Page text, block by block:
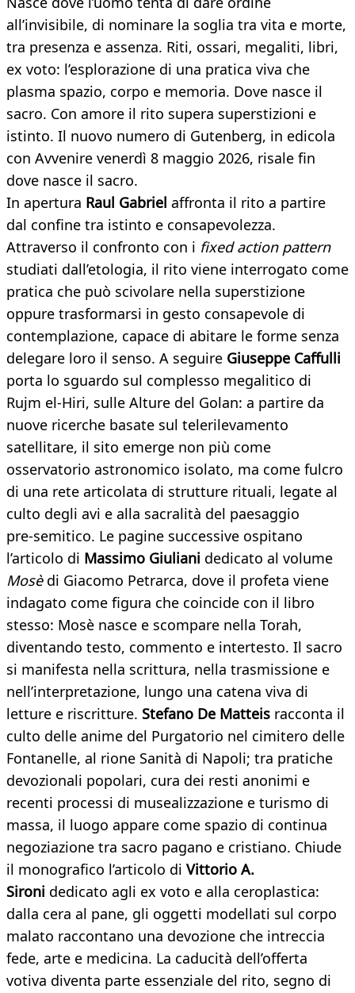
all’invisibile, di nominare la soglia tra vita e morte,
tra presenza e assenza. Riti, ossari, megaliti, libri,
ex voto: l’esplorazione di una pratica viva che
plasma spazio, corpo e memoria. Dove nasce il
sacro. Con amore il rito supera superstizioni e
istinto. Il nuovo numero di Gutenberg, in edicola
con Avvenire venerdì 8 maggio 2026, risale fin
dove nasce il sacro.
In apertura Raul Gabriel affronta il rito a partire
dal confine tra istinto e consapevolezza.
Attraverso il confronto con i fixed action pattern
studiati dall’etologia, il rito viene interrogato come
pratica che può scivolare nella superstizione
oppure trasformarsi in gesto consapevole di
contemplazione, capace di abitare le forme senza
delegare loro il senso. A seguire Giuseppe Caffulli
porta lo sguardo sul complesso megalitico di
Rujm el‑Hiri, sulle Alture del Golan: a partire da
nuove ricerche basate sul telerilevamento
satellitare, il sito emerge non più come
osservatorio astronomico isolato, ma come fulcro
di una rete articolata di strutture rituali, legate al
culto degli avi e alla sacralità del paesaggio
pre‑semitico. Le pagine successive ospitano
l’articolo di Massimo Giuliani dedicato al volume
Mosè di Giacomo Petrarca, dove il profeta viene
indagato come figura che coincide con il libro
stesso: Mosè nasce e scompare nella Torah,
diventando testo, commento e intertesto. Il sacro
si manifesta nella scrittura, nella trasmissione e
nell’interpretazione, lungo una catena viva di
letture e riscritture. Stefano De Matteis racconta il
culto delle anime del Purgatorio nel cimitero delle
Fontanelle, al rione Sanità di Napoli; tra pratiche
devozionali popolari, cura dei resti anonimi e
recenti processi di musealizzazione e turismo di
massa, il luogo appare come spazio di continua
negoziazione tra sacro pagano e cristiano. Chiude
il monografico l’articolo di Vittorio A.
Sironi dedicato agli ex voto e alla ceroplastica:
dalla cera al pane, gli oggetti modellati sul corpo
malato raccontano una devozione che intreccia
fede, arte e medicina. La caducità dell’offerta
votiva diventa parte essenziale del rito, segno di